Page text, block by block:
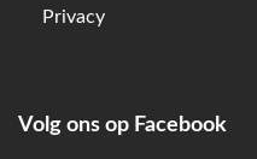
Privacy
Volg ons op Facebook